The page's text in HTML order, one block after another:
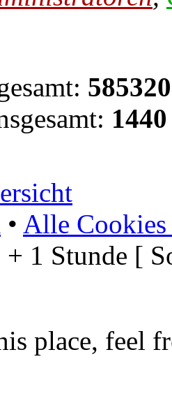
585320
1440
• Alle Cookies
1 Stunde [
place, feel